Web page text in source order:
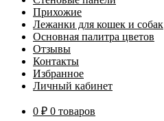
Прихожие
Лежанки для кошек и собак
Основная палитра цветов
Отзывы
Контакты
Избранное
Личный кабинет
0 ₽ 0 товаров